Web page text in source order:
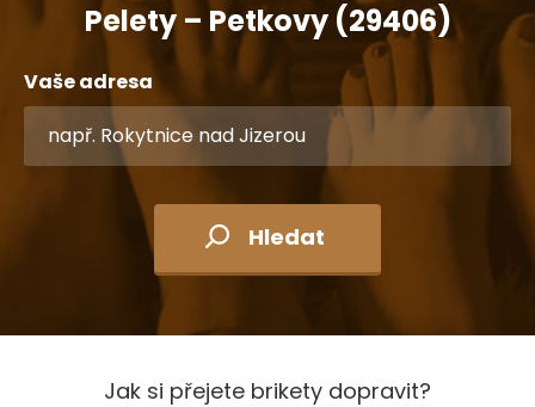
Pelety – Petkovy (29406)
Vaše adresa
Hledat
Jak si přejete brikety dopravit?